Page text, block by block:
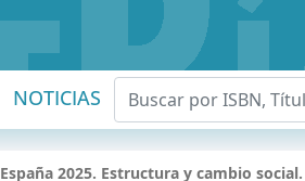
NOTICIAS
España 2025. Estructura y cambio